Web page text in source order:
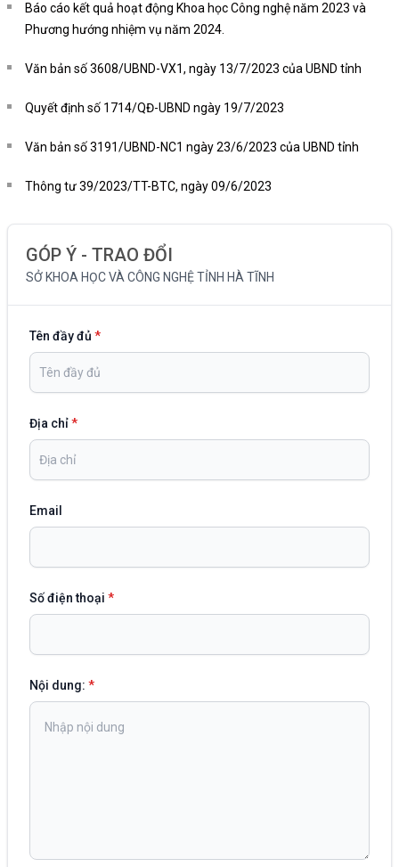
Báo cáo kết quả hoạt động Khoa học Công nghệ năm 2023 và
Phương hướng nhiệm vụ năm 2024.
Văn bản số 3608/UBND-VX1, ngày 13/7/2023 của UBND tỉnh
Quyết định số 1714/QĐ-UBND ngày 19/7/2023
Văn bản số 3191/UBND-NC1 ngày 23/6/2023 của UBND tỉnh
Thông tư 39/2023/TT-BTC, ngày 09/6/2023
GÓP Ý - TRAO ĐỔI
SỞ KHOA HỌC VÀ CÔNG NGHỆ TỈNH HÀ TĨNH
Tên đầy đủ *
Địa chỉ*
Email
Số điện thoại *
Nội dung: *